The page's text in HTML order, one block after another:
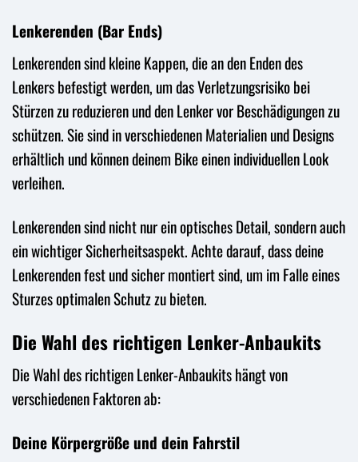
Lenkerenden (Bar Ends)
Lenkerenden sind kleine Kappen, die an den Enden des
Lenkers befestigt werden, um das Verletzungsrisiko bei
Stürzen zu reduzieren und den Lenker vor Beschädigungen zu
schützen. Sie sind in verschiedenen Materialien und Designs
erhältlich und können deinem Bike einen individuellen Look
verleihen.
Lenkerenden sind nicht nur ein optisches Detail, sondern auch
ein wichtiger Sicherheitsaspekt. Achte darauf, dass deine
Lenkerenden fest und sicher montiert sind, um im Falle eines
Sturzes optimalen Schutz zu bieten.
Die Wahl des richtigen Lenker-Anbaukits
Die Wahl des richtigen Lenker-Anbaukits hängt von
verschiedenen Faktoren ab:
Deine Körpergröße und dein Fahrstil